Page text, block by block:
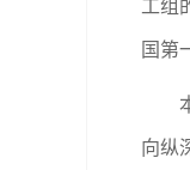
工组
国第
向纵